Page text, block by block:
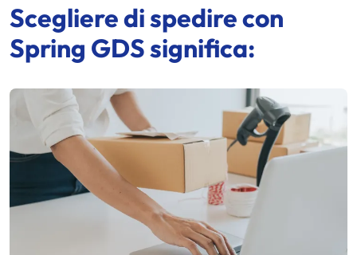
Scegliere di spedire con
Spring GDSsignifica: